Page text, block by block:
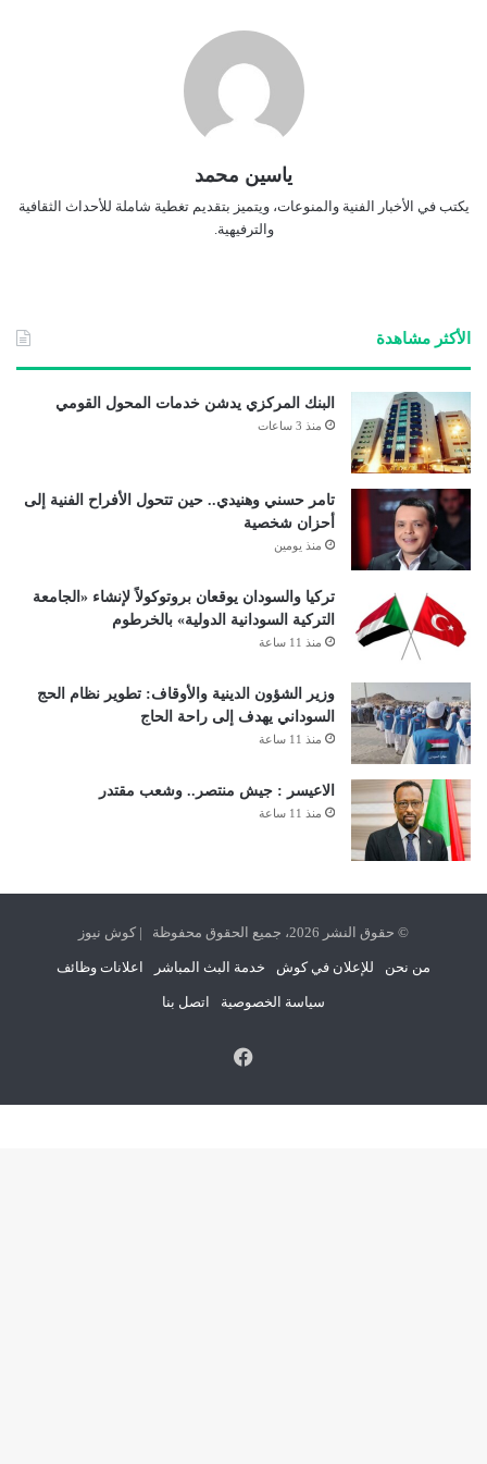
ياسين محمد
يكتب في الأخبار الفنية والمنوعات، ويتميز بتقديم تغطية شاملة للأحداث الثقافية
والترفيهية.
الأكثر مشاهدة
البنك المركزي يدشن خدمات المحول القومي
منذ 3 ساعات
تامر حسني وهنيدي.. حين تتحول الأفراح الفنية إلى
أحزان شخصية
منذ يومين
تركيا والسودان يوقعان بروتوكولاً لإنشاء «الجامعة
التركية السودانية الدولية» بالخرطوم
منذ 11 ساعة
وزير الشؤون الدينية والأوقاف: تطوير نظام الحج
السوداني يهدف إلى راحة الحاج
منذ 11 ساعة
الاعيسر : جيش منتصر.. وشعب مقتدر
منذ 11 ساعة
© حقوق النشر 2026، جميع الحقوق محفوظة | كوش نيوز
من نحن للإعلان في كوش خدمة البث المباشر اعلانات وظائف
سياسة الخصوصية اتصل بنا